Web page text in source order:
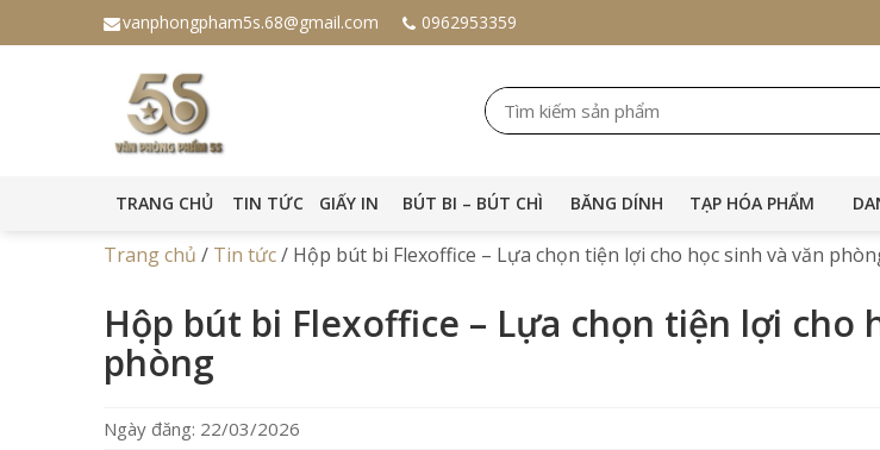
vanphongpham5s.68@gmail.com 0962953359
TRANG CHỦ TIN TỨC GIẤY IN BÚT BI – BÚT CHÌ BĂNG DÍNH TẠP HÓA PHẨM
Trang chủ / Tin tức/ Hộp bút bi Flexoffice – Lựa chọn tiện lợi cho học sinh và văn
Hộp bút bi Flexoffice – Lựa chọn tiện lợi cho
phòng
Ngày đăng: 22/03/2026